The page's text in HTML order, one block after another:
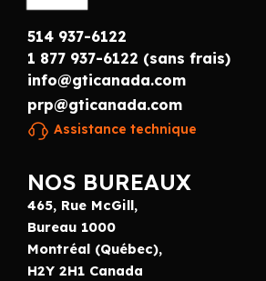
514 937-6122
1 877 937-6122 (sans frais)
info@gticanada.com
prp@gticanada.com
Assistance technique
NOS BUREAUX
465, Rue McGill,
Bureau 1000
Montréal (Québec),
H2Y 2H1 Canada